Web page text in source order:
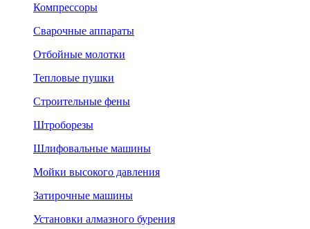
Компрессоры
Сварочные аппараты
Отбойные молотки
Тепловые пушки
Строительные фены
Штроборезы
Шлифовальные машины
Мойки высокого давления
Затирочные машины
Установки алмазного бурения